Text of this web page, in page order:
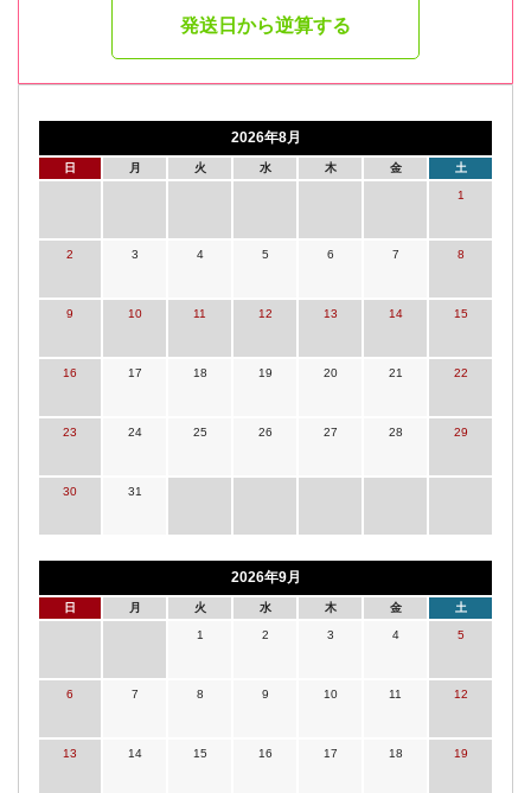
発送日から逆算する
2026年8月
日 月 火 水 木 金 土
1
2 3 4 5 6 7 8
9 10 11 12 13 14 15
16 17 18 19 20 21 22
23 24 25 26 27 28 29
30 31
2026年9月
日 月 火 水 木 金 土
1 2 3 4 5
6 7 8 9 10 11 12
13 14 15 16 17 18 19